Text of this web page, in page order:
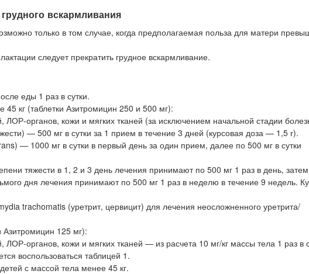
вскармливания
только в том случае, когда предполагаемая польза для матери
следует прекратить грудное вскармливание.
еды 1 раз в сутки.
кг (таблетки Азитромицин 250 и 500 мг):
органов, кожи и мягких тканей (за исключением начальной стадии
— 500 мг в сутки за 1 прием в течение 3 дней (курсовая доза — 1,5 г).
— 1000 мг в сутки в первый день за один прием, далее по 500 мг в сутки
тяжести в 1, 2 и 3 день лечения принимают по 500 мг 1 раз в день, затем
дня лечения принимают по 500 мг 1 раз в неделю в течение 9 недель.
trachomatis (уретрит, цервицит) для лечения неосложненного уретрита/
Азитромицин 125 мг):
органов, кожи и мягких тканей — из расчета 10 мг/кг массы тела 1 раз в
воспользоваться таблицей 1.
с массой тела менее 45 кг.